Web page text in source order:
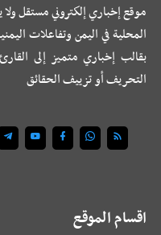
موقع إخباري إلكتروني مستقل
المحلية في اليمن وتفاعلات
بقالب إخباري متميز إلى
التحريف أو تزييف الحقائق
اقسام الموقع